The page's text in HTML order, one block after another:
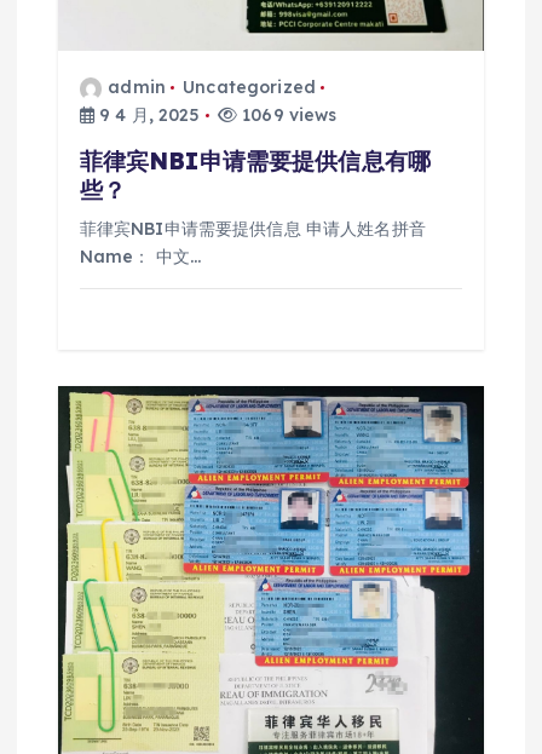
admin
Uncategorized
9 4 月, 2025
1069 views
菲律宾NBI申请需要提供信息有哪
些？
菲律宾NBI申请需要提供信息 申请人姓名拼音
Name： 中文…